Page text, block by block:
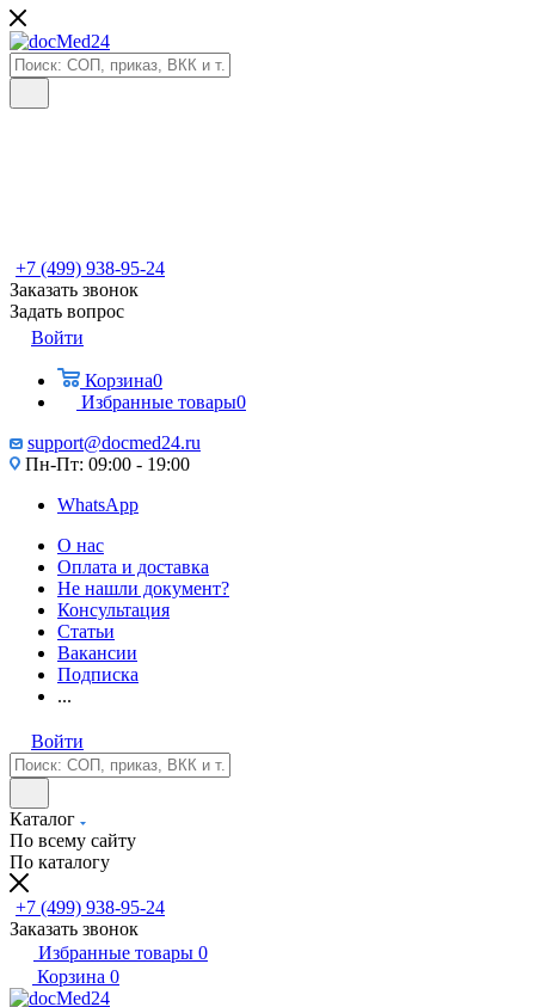
+7 (499) 938-95-24
Заказать звонок
Задать вопрос
Войти
Корзина0
Избранные товары0
support@docmed24.ru
Пн-Пт: 09:00 - 19:00
WhatsApp
О нас
Оплата и доставка
Не нашли документ?
Консультация
Статьи
Вакансии
Подписка
...
Войти
Каталог
По всему сайту
По каталогу
+7 (499) 938-95-24
Заказать звонок
Избранные товары 0
Корзина 0